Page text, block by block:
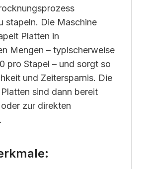
stapeln. Die Maschine
Platten in
Mengen – typischerweise
pro Stapel – und sorgt so
und Zeitersparnis. Die
sind dann bereit
zur direkten